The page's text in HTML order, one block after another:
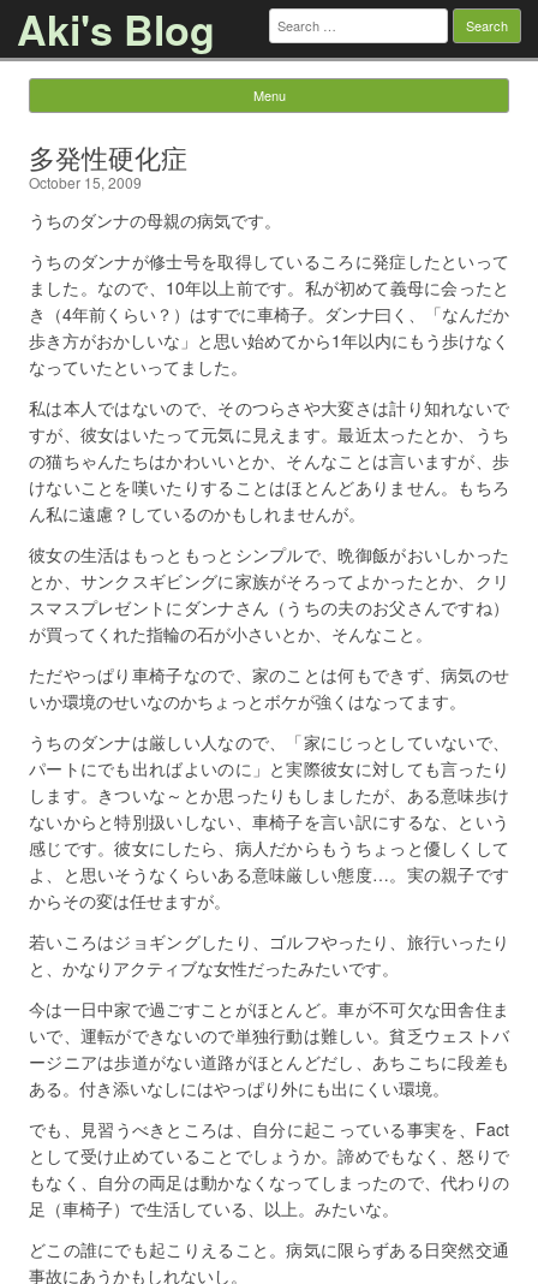
Aki's Blog Search
for:
Menu
多発性硬化症
October 15, 2009
うちのダンナの母親の病気です。
うちのダンナが修士号を取得しているころに発症したといって
ました。なので、10年以上前です。私が初めて義母に会ったと
き（4年前くらい？）はすでに車椅子。ダンナ曰く、「なんだか
歩き方がおかしいな」と思い始めてから1年以内にもう歩けなく
なっていたといってました。
私は本人ではないので、そのつらさや大変さは計り知れないで
すが、彼女はいたって元気に見えます。最近太ったとか、うち
の猫ちゃんたちはかわいいとか、そんなことは言いますが、歩
けないことを嘆いたりすることはほとんどありません。もちろ
ん私に遠慮？しているのかもしれませんが。
彼女の生活はもっともっとシンプルで、晩御飯がおいしかった
とか、サンクスギビングに家族がそろってよかったとか、クリ
スマスプレゼントにダンナさん（うちの夫のお父さんですね）
が買ってくれた指輪の石が小さいとか、そんなこと。
ただやっぱり車椅子なので、家のことは何もできず、病気のせ
いか環境のせいなのかちょっとボケが強くはなってます。
うちのダンナは厳しい人なので、「家にじっとしていないで、
パートにでも出ればよいのに」と実際彼女に対しても言ったり
します。きついな～とか思ったりもしましたが、ある意味歩け
ないからと特別扱いしない、車椅子を言い訳にするな、という
感じです。彼女にしたら、病人だからもうちょっと優しくして
よ、と思いそうなくらいある意味厳しい態度…。実の親子です
からその変は任せますが。
若いころはジョギングしたり、ゴルフやったり、旅行いったり
と、かなりアクティブな女性だったみたいです。
今は一日中家で過ごすことがほとんど。車が不可欠な田舎住ま
いで、運転ができないので単独行動は難しい。貧乏ウェストバ
ージニアは歩道がない道路がほとんどだし、あちこちに段差も
ある。付き添いなしにはやっぱり外にも出にくい環境。
でも、見習うべきところは、自分に起こっている事実を、Fact
として受け止めていることでしょうか。諦めでもなく、怒りで
もなく、自分の両足は動かなくなってしまったので、代わりの
足（車椅子）で生活している、以上。みたいな。
どこの誰にでも起こりえること。病気に限らずある日突然交通
事故にあうかもしれないし。